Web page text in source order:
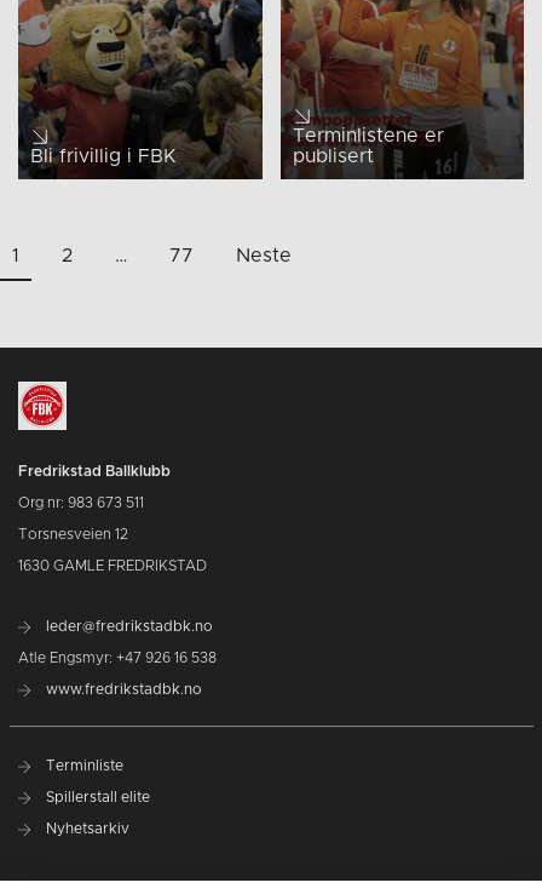
Bli frivillig i FBK
Terminlistene er
publisert
Sidepaginering
1 2 … 77 Neste
Fredrikstad Ballklubb
Org nr: 983 673 511
Torsnesveien 12
1630 GAMLE FREDRIKSTAD
leder@fredrikstadbk.no
Atle Engsmyr: +47 926 16 538
www.fredrikstadbk.no
Terminliste
Spillerstall elite
Nyhetsarkiv